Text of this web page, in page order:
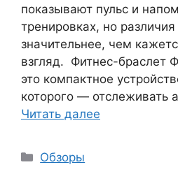
показывают пульс и
тренировках, но
значительнее, чем
взгляд. Фитнес-браслет
это компактное
которого — отслеживать
Читать далее
Рубрики
Обзоры